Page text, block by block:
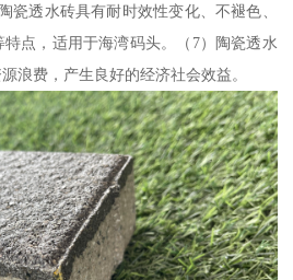
瓷透水砖具有耐时效性变化、不褪色、
点，适用于海湾码头。（7）陶瓷透水
浪费，产生良好的经济社会效益。